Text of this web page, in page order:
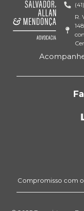
R.
Compromisso com